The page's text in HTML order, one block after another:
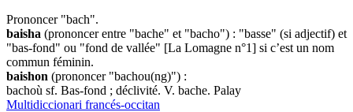
Prononcer "bach".
baisha (prononcer entre "bache" et "bacho") : "basse" (si adjectif) et
"bas-fond" ou "fond de vallée" [La Lomagne n°1] si c’est un nom
commun féminin.
baishon (prononcer "bachou(ng)") :
bachoù sf. Bas-fond ; déclivité. V. bache. Palay
Multidiccionari francés-occitan